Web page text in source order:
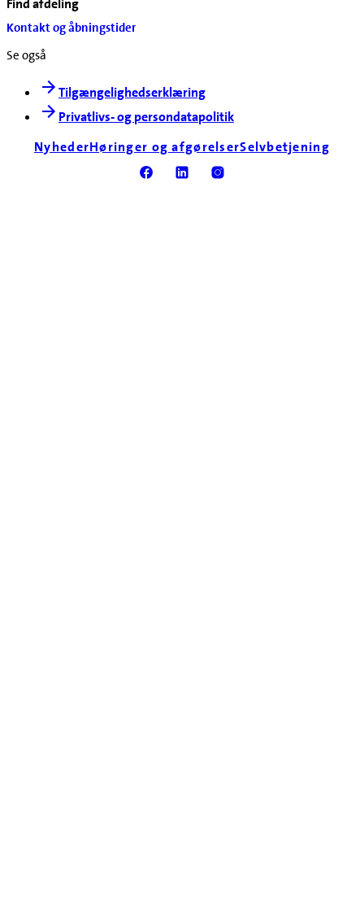
Find afdeling
Kontakt og åbningstider
Se også
Tilgængelighedserklæring
Privatlivs- og persondatapolitik
NyhederHøringer og afgørelserSelvbetjening